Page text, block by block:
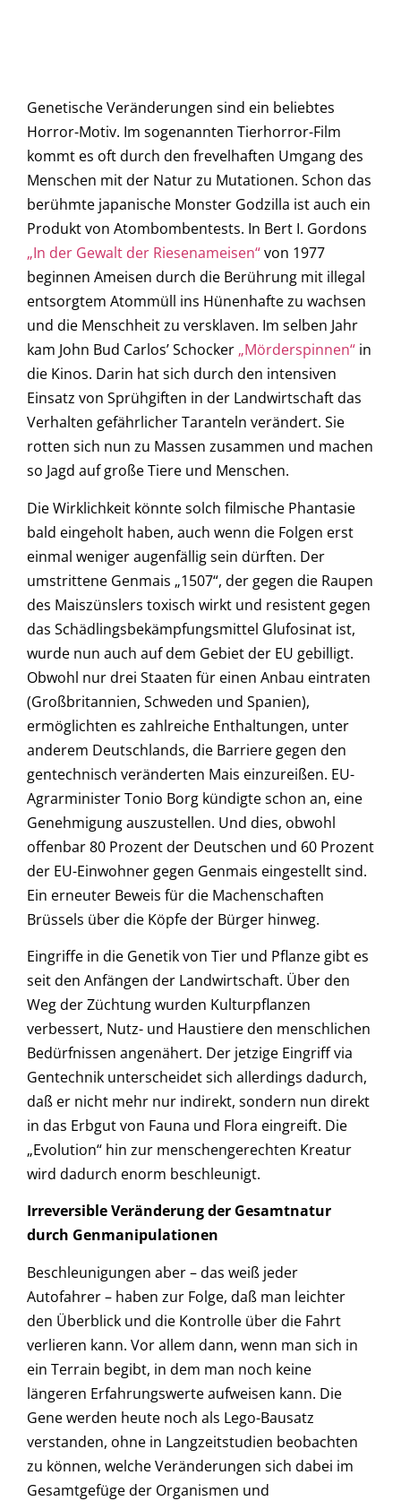
Genetische Veränderungen sind ein beliebtes
Horror-Motiv. Im sogenannten Tierhorror-Film
kommt es oft durch den frevelhaften Umgang des
Menschen mit der Natur zu Mutationen. Schon das
berühmte japanische Monster Godzilla ist auch ein
Produkt von Atombombentests. In Bert I. Gordons
„In der Gewalt der Riesenameisen“von 1977
beginnen Ameisen durch die Berührung mit illegal
entsorgtem Atommüll ins Hünenhafte zu wachsen
und die Menschheit zu versklaven. Im selben Jahr
kam John Bud Carlos’ Schocker „Mörderspinnen“ in
die Kinos. Darin hat sich durch den intensiven
Einsatz von Sprühgiften in der Landwirtschaft das
Verhalten gefährlicher Taranteln verändert. Sie
rotten sich nun zu Massen zusammen und machen
so Jagd auf große Tiere und Menschen.
Die Wirklichkeit könnte solch filmische Phantasie
bald eingeholt haben, auch wenn die Folgen erst
einmal weniger augenfällig sein dürften. Der
umstrittene Genmais „1507“, der gegen die Raupen
des Maiszünslers toxisch wirkt und resistent gegen
das Schädlingsbekämpfungsmittel Glufosinat ist,
wurde nun auch auf dem Gebiet der EU gebilligt.
Obwohl nur drei Staaten für einen Anbau eintraten
(Großbritannien, Schweden und Spanien),
ermöglichten es zahlreiche Enthaltungen, unter
anderem Deutschlands, die Barriere gegen den
gentechnisch veränderten Mais einzureißen. EU-
Agrarminister Tonio Borg kündigte schon an, eine
Genehmigung auszustellen. Und dies, obwohl
offenbar 80 Prozent der Deutschen und 60 Prozent
der EU-Einwohner gegen Genmais eingestellt sind.
Ein erneuter Beweis für die Machenschaften
Brüssels über die Köpfe der Bürger hinweg.
Eingriffe in die Genetik von Tier und Pflanze gibt es
seit den Anfängen der Landwirtschaft. Über den
Weg der Züchtung wurden Kulturpflanzen
verbessert, Nutz- und Haustiere den menschlichen
Bedürfnissen angenähert. Der jetzige Eingriff via
Gentechnik unterscheidet sich allerdings dadurch,
daß er nicht mehr nur indirekt, sondern nun direkt
in das Erbgut von Fauna und Flora eingreift. Die
„Evolution“ hin zur menschengerechten Kreatur
wird dadurch enorm beschleunigt.
Irreversible Veränderung der Gesamtnatur
durch Genmanipulationen
Beschleunigungen aber – das weiß jeder
Autofahrer – haben zur Folge, daß man leichter
den Überblick und die Kontrolle über die Fahrt
verlieren kann. Vor allem dann, wenn man sich in
ein Terrain begibt, in dem man noch keine
längeren Erfahrungswerte aufweisen kann. Die
Gene werden heute noch als Lego-Bausatz
verstanden, ohne in Langzeitstudien beobachten
zu können, welche Veränderungen sich dabei im
Gesamtgefüge der Organismen und